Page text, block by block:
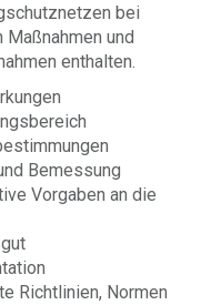
bei
Maßnahmen und
enthalten.
Bemessung
Vorgaben an die
Richtlinien, Normen